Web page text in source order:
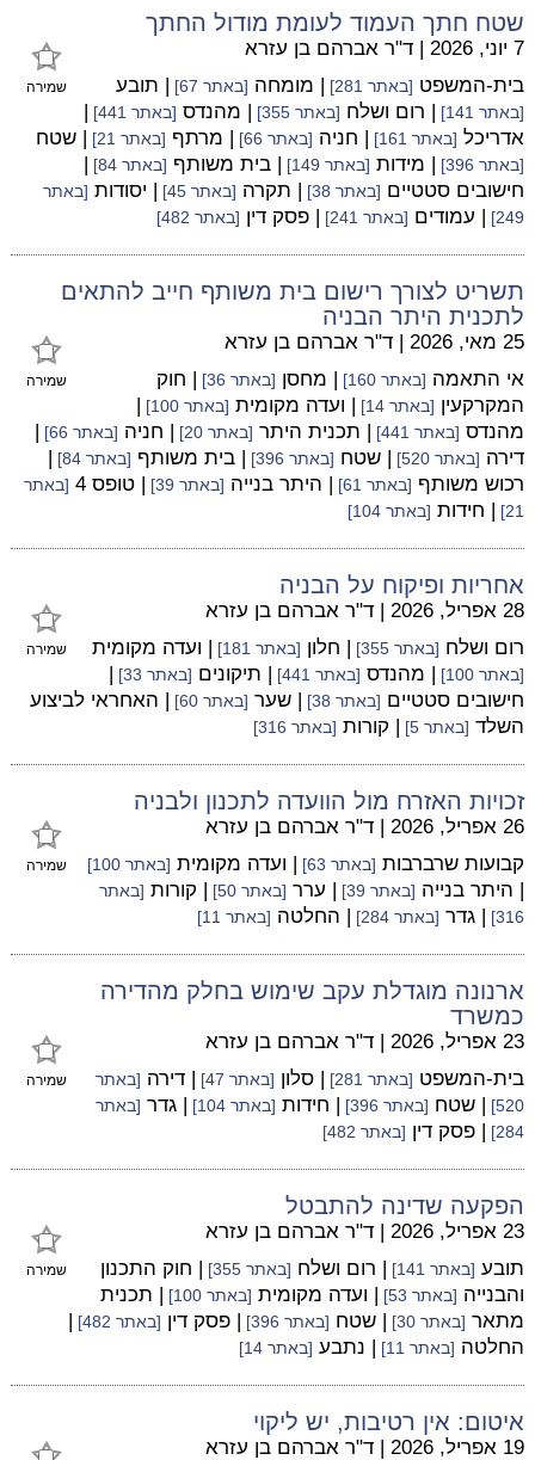
שטח חתך העמוד לעומת מודול החתך
שמירה
7 יוני, 2026 | ד"ר אברהם בן עזרא
בית-המשפט [באתר 281] | מומחה [באתר 67] | תובע
[באתר 141] | רום ושלח [באתר 355] | מהנדס [באתר 441]
|
אדריכל [באתר 161] | חניה [באתר 66] | מרתף [באתר 21] | שטח
[באתר 396] | מידות [באתר 149] | בית משותף [באתר 84]
|
חישובים סטטיים [באתר 38] | תקרה [באתר 45] | יסודות [באתר
249]
| עמודים [באתר 241] | פסק דין [באתר 482]
תשריט לצורך רישום בית משותף חייב להתאים
לתכנית היתר הבניה
שמירה
25 מאי, 2026 | ד"ר אברהם בן עזרא
אי התאמה [באתר 160] | מחסן [באתר 36]
| חוק
המקרקעין [באתר 14] | ועדה מקומית [באתר 100]
|
מהנדס [באתר 441] | תכנית היתר [באתר 20] | חניה [באתר 66]
|
דירה [באתר 520] | שטח [באתר 396] | בית משותף [באתר 84]
|
רכוש משותף [באתר 61] | היתר בנייה [באתר 39] | טופס 4
[באתר
21]
| חידות [באתר 104]
אחריות ופיקוח על הבניה
שמירה
28 אפריל, 2026 | ד"ר אברהם בן עזרא
רום ושלח [באתר 355] | חלון [באתר 181] | ועדה מקומית
[באתר 100] | מהנדס [באתר 441] | תיקונים [באתר 33]
|
חישובים סטטיים [באתר 38] | שער [באתר 60]
| האחראי לביצוע
השלד [באתר 5] | קורות [באתר 316]
זכויות האזרח מול הוועדה לתכנון ולבניה
שמירה
26 אפריל, 2026 | ד"ר אברהם בן עזרא
קבועות שרברבות [באתר 63] | ועדה מקומית [באתר 100]
| היתר בנייה [באתר 39] | ערר [באתר 50] | קורות [באתר
316]
| גדר [באתר 284] | החלטה [באתר 11]
ארנונה מוגדלת עקב שימוש בחלק מהדירה
כמשרד
שמירה
23 אפריל, 2026 | ד"ר אברהם בן עזרא
בית-המשפט [באתר 281] | סלון [באתר 47] | דירה [באתר
520]
| שטח [באתר 396] | חידות [באתר 104] | גדר [באתר
284]
| פסק דין [באתר 482]
הפקעה שדינה להתבטל
שמירה
23 אפריל, 2026 | ד"ר אברהם בן עזרא
תובע [באתר 141] | רום ושלח [באתר 355]
| חוק התכנון
והבנייה [באתר 53] | ועדה מקומית [באתר 100]
| תכנית
מתאר [באתר 30] | שטח [באתר 396] | פסק דין [באתר 482]
|
החלטה [באתר 11] | נתבע [באתר 14]
איטום: אין רטיבות, יש ליקוי
19 אפריל, 2026 | ד"ר אברהם בן עזרא